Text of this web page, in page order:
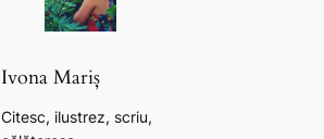
Ivona Mariș
Citesc, ilustrez, scriu,